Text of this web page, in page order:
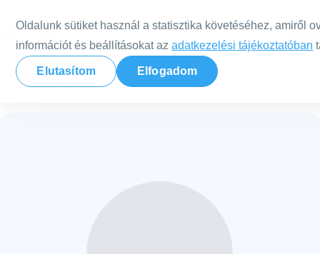
Oldalunk sütiket használ a statisztika követéséhez, amiről
információt és beállításokat azadatkezelési tájékoztatóban
Elutasítom Elfogadom
Nild Hungary Terapeuták Kocsmár Anita